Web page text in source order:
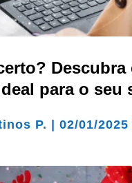
Descubra
para o seu
P. | 02/01/